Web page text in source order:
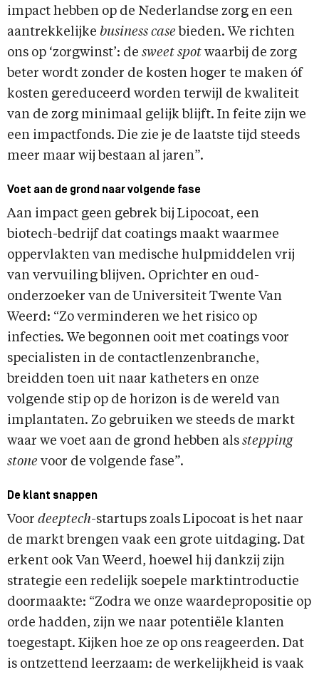
impact hebben op de Nederlandse zorg en een
aantrekkelijke business case bieden. We richten
ons op ‘zorgwinst’: de sweet spot waarbij de zorg
beter wordt zonder de kosten hoger te maken óf
kosten gereduceerd worden terwijl de kwaliteit
van de zorg minimaal gelijk blijft. In feite zijn we
een impactfonds. Die zie je de laatste tijd steeds
meer maar wij bestaan al jaren”.
Voet aan de grond naar volgende fase
Aan impact geen gebrek bij Lipocoat, een
biotech-bedrijf dat coatings maakt waarmee
oppervlakten van medische hulpmiddelen vrij
van vervuiling blijven. Oprichter en oud-
onderzoeker van de Universiteit Twente Van
Weerd: “Zo verminderen we het risico op
infecties. We begonnen ooit met coatings voor
specialisten in de contactlenzenbranche,
breidden toen uit naar katheters en onze
volgende stip op de horizon is de wereld van
implantaten. Zo gebruiken we steeds de markt
waar we voet aan de grond hebben als stepping
stone voor de volgende fase”.
De klant snappen
Voor deeptech-startups zoals Lipocoat is het naar
de markt brengen vaak een grote uitdaging. Dat
erkent ook Van Weerd, hoewel hij dankzij zijn
strategie een redelijk soepele marktintroductie
doormaakte: “Zodra we onze waardepropositie op
orde hadden, zijn we naar potentiële klanten
toegestapt. Kijken hoe ze op ons reageerden. Dat
is ontzettend leerzaam: de werkelijkheid is vaak